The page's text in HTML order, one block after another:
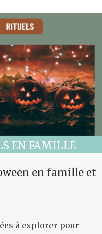
EN FAMILLE
en famille et
à explorer pour